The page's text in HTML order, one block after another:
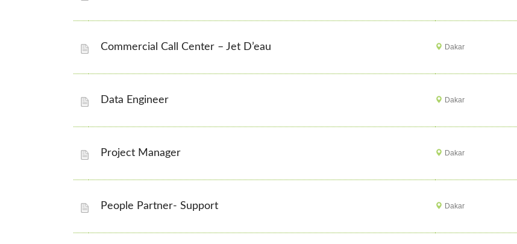
Commercial Call Center – Jet D’eau Dakar
Data Engineer Dakar
Project Manager Dakar
People Partner- Support Dakar